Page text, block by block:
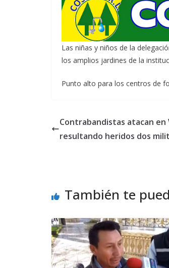
Las niñas y niños de la
los amplios jardines de la
Punto alto para los centros de
Contrabandistas atacan en
resultando heridos dos
También te